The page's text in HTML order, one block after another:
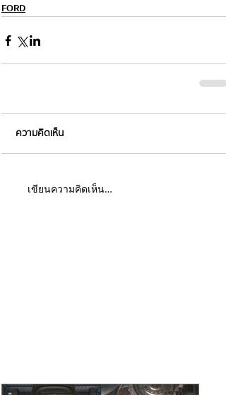
FORD
ความคิดเห็น
เขียนความคิดเห็น…